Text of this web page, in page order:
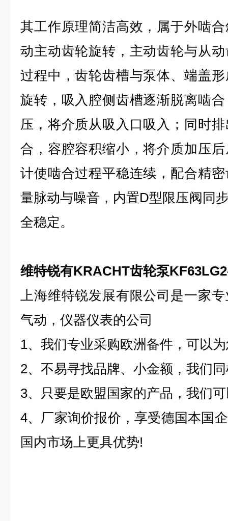
其工作原理简洁高效，属于外啮
动主动齿轮旋转，主动齿轮与从
过程中，齿轮齿槽与泵体、端盖
旋转，吸入腔侧齿槽逐渐脱离啮
压，将介质从吸入口吸入；同时
合，容腔容积缩小，将介质加压
计使啮合过程平稳连续，配合精
量脉动与噪音，内置D型限压阀同
全稳定。
维特锐有KRACHT齿轮泵
上海维特锐发展有限公司是一家
气动，仪器仪表的公司
1、我们专业采购欧洲备件，可以
2、不易寻找品牌、小金额，我们
3、只要是欧盟国家的产品，我们
4、厂家询价报价，享受德国本国
国内市场上更具优势!